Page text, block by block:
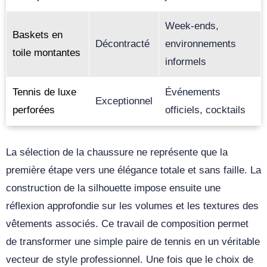
Baskets en
toile montantes
Décontracté
Week-ends,
environnements
informels
Tennis de luxe
perforées
Exceptionnel
Événements
officiels, cocktails
La sélection de la chaussure ne représente que la
première étape vers une élégance totale et sans faille. La
construction de la silhouette impose ensuite une
réflexion approfondie sur les volumes et les textures des
vêtements associés. Ce travail de composition permet
de transformer une simple paire de tennis en un véritable
vecteur de style professionnel. Une fois que le choix de